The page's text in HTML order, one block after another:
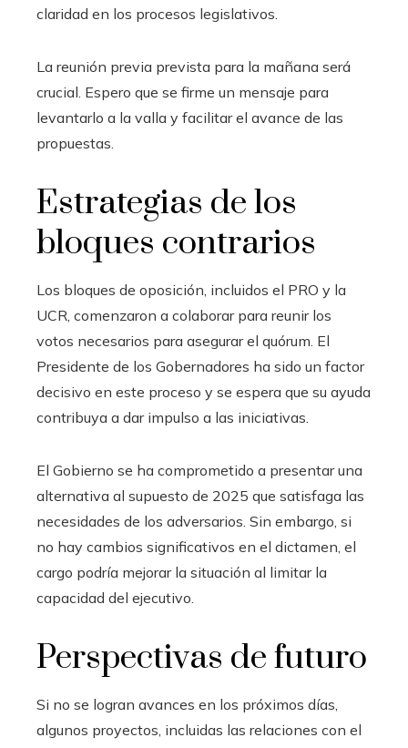
claridad en los procesos legislativos.
La reunión previa prevista para la mañana será
crucial. Espero que se firme un mensaje para
levantarlo a la valla y facilitar el avance de las
propuestas.
Estrategias de los
bloques contrarios
Los bloques de oposición, incluidos el PRO y la
UCR, comenzaron a colaborar para reunir los
votos necesarios para asegurar el quórum. El
Presidente de los Gobernadores ha sido un factor
decisivo en este proceso y se espera que su ayuda
contribuya a dar impulso a las iniciativas.
El Gobierno se ha comprometido a presentar una
alternativa al supuesto de 2025 que satisfaga las
necesidades de los adversarios. Sin embargo, si
no hay cambios significativos en el dictamen, el
cargo podría mejorar la situación al limitar la
capacidad del ejecutivo.
Perspectivas de futuro
Si no se logran avances en los próximos días,
algunos proyectos, incluidas las relaciones con el